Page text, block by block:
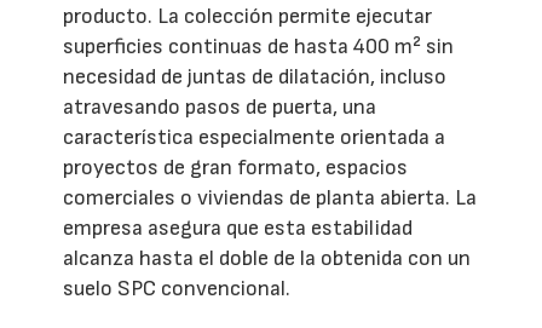
producto. La colección permite ejecutar
superficies continuas de hasta 400 m² sin
necesidad de juntas de dilatación, incluso
atravesando pasos de puerta, una
característica especialmente orientada a
proyectos de gran formato, espacios
comerciales o viviendas de planta abierta. La
empresa asegura que esta estabilidad
alcanza hasta el doble de la obtenida con un
suelo SPC convencional.